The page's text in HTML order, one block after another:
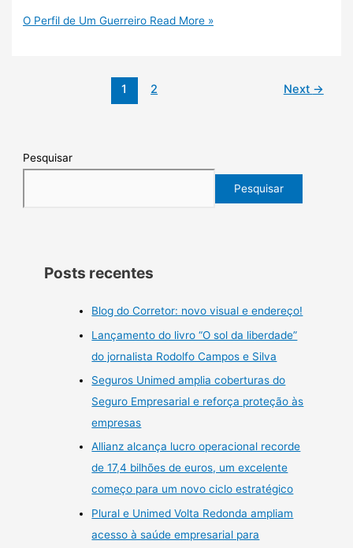
O Perfil de Um Guerreiro Read More »
1 2 Next →
Pesquisar
Pesquisar
Posts recentes
Blog do Corretor: novo visual e endereço!
Lançamento do livro “O sol da liberdade”
do jornalista Rodolfo Campos e Silva
Seguros Unimed amplia coberturas do
Seguro Empresarial e reforça proteção às
empresas
Allianz alcança lucro operacional recorde
de 17,4 bilhões de euros, um excelente
começo para um novo ciclo estratégico
Plural e Unimed Volta Redonda ampliam
acesso à saúde empresarial para